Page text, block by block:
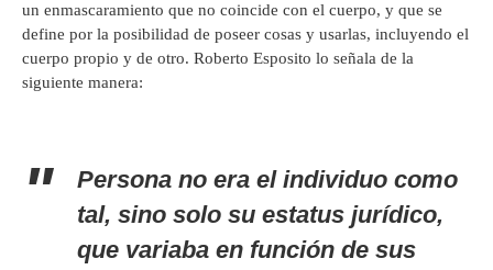
un enmascaramiento que no coincide con el cuerpo, y que se
define por la posibilidad de poseer cosas y usarlas, incluyendo el
cuerpo propio y de otro. Roberto Esposito lo señala de la
siguiente manera:
Persona no era el individuo como
tal, sino solo su estatus jurídico,
que variaba en función de sus